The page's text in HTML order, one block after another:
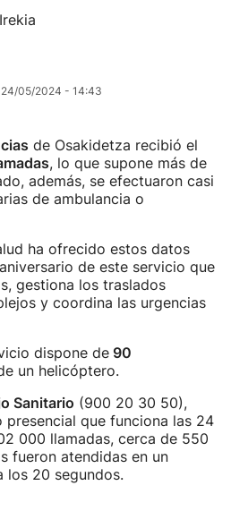
24/05/2024 - 14:43
de Osakidetza recibió el
, lo que supone más de
además, se efectuaron casi
de ambulancia o
ha ofrecido estos datos
de este servicio que
gestiona los traslados
y coordina las urgencias
dispone de 90
un helicóptero.
Sanitario (900 20 30 50),
que funciona las 24
000 llamadas, cerca de 550
fueron atendidas en un
los 20 segundos.